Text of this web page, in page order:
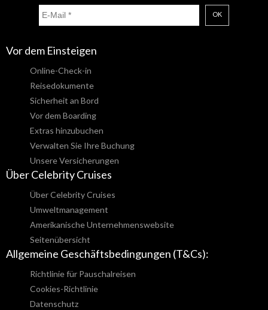
OK
Vor dem Einsteigen
Online-Check-in
Reisedokumente
Sicherheit an Bord
Vor dem Boarding
Extras hinzubuchen
Verwalten Sie Ihre Buchung
Unsere Versicherungen
Über Celebrity Cruises
Über Celebrity Cruises
Umweltmanagement
Amerikanische Unternehmenswebsite
Seitenübersicht
Allgemeine Geschäftsbedingungen (T&Cs):
Richtlinie für Pauschalreisen
Cookies-Richtlinie
Datenschutz